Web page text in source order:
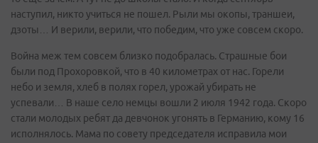
наступил, никто учиться не пошел. Рыли мы окопы, траншеи,
дзоты… И верили, верили, что победим, что уже совсем скоро.
Война меж тем совсем близко подобралась. Страшные бои
были под Прохоровкой, что в 40 километрах от нас. Горели
небо и земля, хлеб в полях горел, урожай убирать не
успевали… В наше село немцы вошли 2 июля 1942 года. Скоро
стали молодых ребят да девчонок угонять в Германию, кому 16
исполнялось. Мама по совету председателя исправила мои